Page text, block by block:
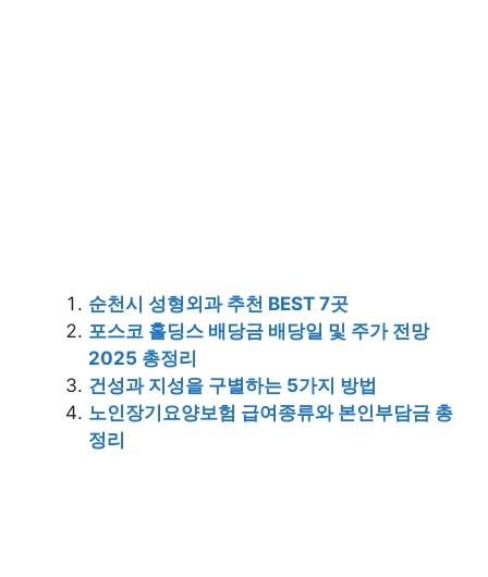
순천시 성형외과 추천 BEST 7곳
포스코 홀딩스 배당금 배당일 및 주가 전망
2025 총정리
건성과 지성을 구별하는 5가지 방법
노인장기요양보험 급여종류와 본인부담금 총
정리